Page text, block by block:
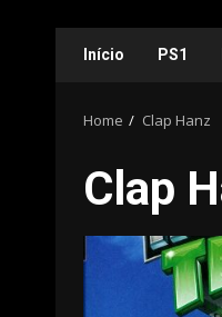
Início PS1
Home Clap Hanz
Clap